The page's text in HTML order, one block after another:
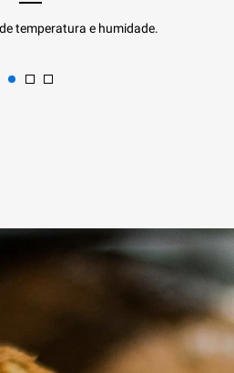
temperatura e humidade.